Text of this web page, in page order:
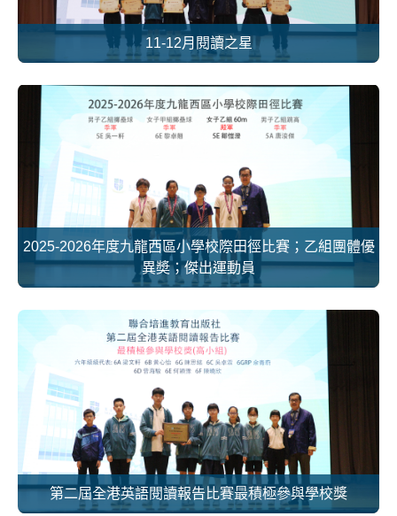
11-12月閱讀之星
2025-2026年度九龍西區小學校際田徑比賽；乙組團體優
異奬；傑出運動員
第二屆全港英語閱讀報告比賽最積極參與學校獎